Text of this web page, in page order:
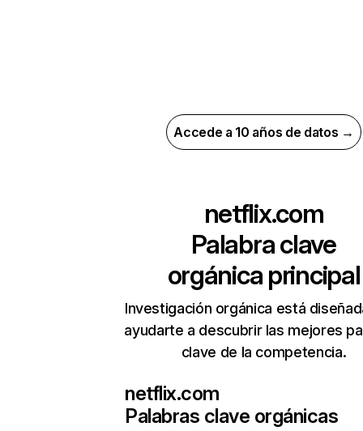
Accede a 10 años de datos →
netflix.com
Palabra clave
orgánica principal
Investigación orgánica está
ayudarte a descubrir las mejores
clave de la competencia.
netflix.com
Palabras clave orgánicas